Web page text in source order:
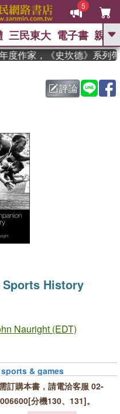
5
GO
父親節 、 如果歷
暑期推薦 、 國際布克
走神經
三民東大 電子書 親子
作家，《史坎德》系列帶
評論
History
Nauright (EDT)
訂購本書，請電洽客服 02-
分機130、131]。
& games